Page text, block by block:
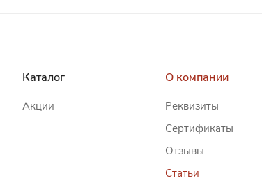
Каталог
Акции
О компании
Реквизиты
Сертификаты
Отзывы
Статьи